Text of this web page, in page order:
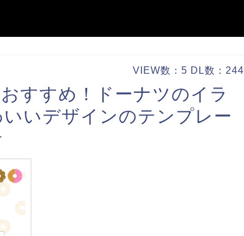
VIEW数：5 DL数：244
すすめ！ドーナツのイラ
いデザインのテンプレー